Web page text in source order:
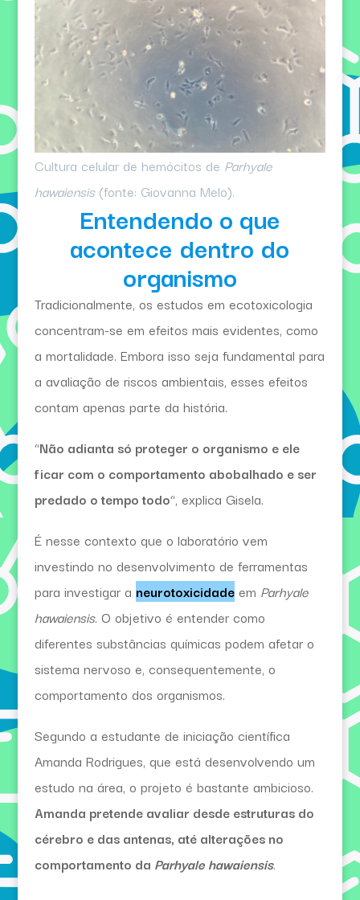
Cultura celular de hemócitos de Parhyale
hawaiensis(fonte: Giovanna Melo).
Entendendo o que
acontece dentro do
organismo
Tradicionalmente, os estudos em ecotoxicologia
concentram-se em efeitos mais evidentes, como
a mortalidade. Embora isso seja fundamental para
a avaliação de riscos ambientais, esses efeitos
contam apenas parte da história.
“Não adianta só proteger o organismo e ele
ficar com o comportamento abobalhado e ser
predado o tempo todo“, explica Gisela.
É nesse contexto que o laboratório vem
investindo no desenvolvimento de ferramentas
para investigar a neurotoxicidadeem Parhyale
hawaiensis. O objetivo é entender como
diferentes substâncias químicas podem afetar o
sistema nervoso e, consequentemente, o
comportamento dos organismos.
Segundo a estudante de iniciação científica
Amanda Rodrigues, que está desenvolvendo um
estudo na área, o projeto é bastante ambicioso.
Amanda pretende avaliar desde estruturas do
cérebro e das antenas, até alterações no
comportamento da Parhyale hawaiensis.